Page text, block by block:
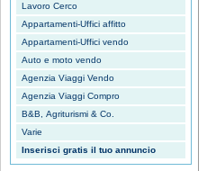
Lavoro Cerco
Appartamenti-Uffici affitto
Appartamenti-Uffici vendo
Auto e moto vendo
Agenzia Viaggi Vendo
Agenzia Viaggi Compro
B&B, Agriturismi & Co.
Varie
Inserisci gratis il tuo annuncio